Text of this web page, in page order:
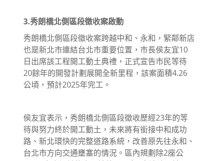
3.秀朗橋北側區段徵收案啟動
秀朗橋北側區段徵收案跨越中和、永和，緊鄰新店
也是新北市連結台北市重要位置，市長侯友宜10
日出席該工程開工動土典禮，正式宣告市民等待
20餘年的開發計劃展開全新里程，該案面積4.26
公頃，預計2025年完工。
侯友宜表示，秀朗橋北側區段徵收歷經23年的等
待與努力終於開工動土，未來將有銜接中和成功
路、新北環快的完整道路系統，改善原先往永和、
台北市方向交通壅塞的情況。區內規劃除2座公